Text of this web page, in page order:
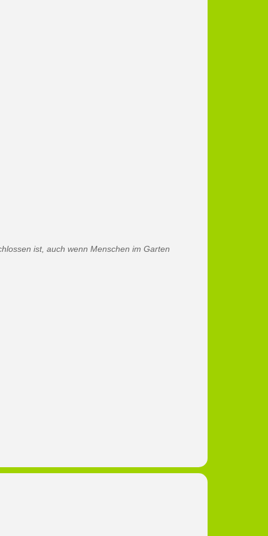
ist, auch wenn Menschen im Garten